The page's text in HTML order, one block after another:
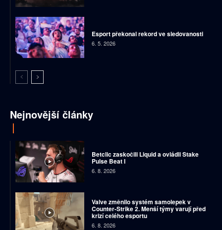
Esport překonal rekord ve sledovanosti
6. 5. 2026
Nejnovější články
Betclic zaskočili Liquid a ovládli Stake
Pulse Beat I
6. 8. 2026
Valve změnilo systém samolepek v
Counter-Strike 2. Menší týmy varují před
krizí celého esportu
6. 8. 2026